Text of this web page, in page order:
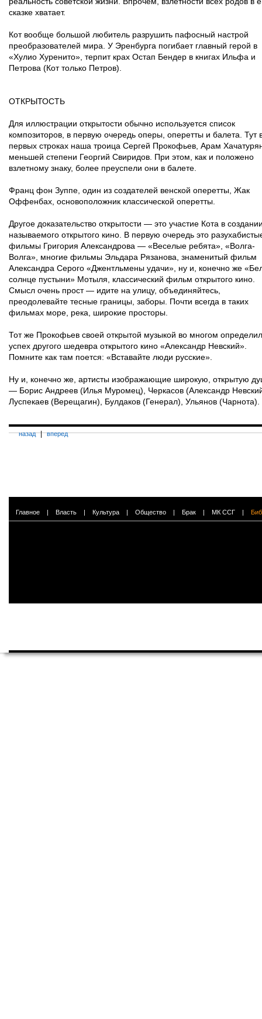
сказке хватает.
Кот вообще большой любитель разрушить пафосный настрой
преобразователей мира. У Эренбурга погибает главный герой в
«Хулио Хуренито», терпит крах Остап Бендер в книгах Ильфа и
Петрова (Кот только Петров).
ОТКРЫТОСТЬ
Для иллюстрации открытости обычно используется список
композиторов, в первую очередь оперы, оперетты и балета. Тут
первых строках наша троица Сергей Прокофьев, Арам
меньшей степени Георгий Свиридов. При этом, как и положено
взлетному знаку, более преуспели они в балете.
Франц фон Зуппе, один из создателей венской оперетты, Жак
Оффенбах, основоположник классической оперетты.
Другое доказательство открытости — это участие Кота в
называемого открытого кино. В первую очередь это
фильмы Григория Александрова — «Веселые ребята», «Волга-
Волга», многие фильмы Эльдара Рязанова, знаменитый фильм
Александра Серого «Джентльмены удачи», ну и, конечно же
солнце пустыни» Мотыля, классический фильм открытого кино.
Смысл очень прост — идите на улицу, объединяйтесь,
преодолевайте тесные границы, заборы. Почти всегда в таких
фильмах море, река, широкие просторы.
Тот же Прокофьев своей открытой музыкой во многом определил
успех другого шедевра открытого кино «Александр Невский».
Помните как там поется: «Вставайте люди русские».
Ну и, конечно же, артисты изображающие широкую, открытую
— Борис Андреев (Илья Муромец), Черкасов (Александр
Луспекаев (Верещагин), Булдаков (Генерал), Ульянов (Чарнота).
назад | вперед
Главное | Власть | Культура | Общество | Брак | МК ССГ |